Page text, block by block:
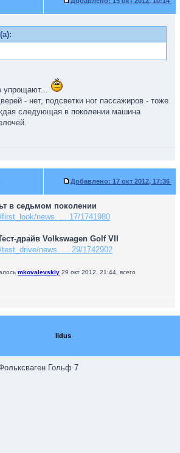
упрощают...
- нет, подсветки ног пассажиров - тоже
следующая в поколении машина
Добавлено: 17 окт 2012, 17:36
в седьмом поколении
news. ... 17/1741980
драйв Volkswagen Golf VII
news. ... 29/1742902
mkovalevskiy 29 окт 2012, 21:44, всего
Ildus
Гольф 7